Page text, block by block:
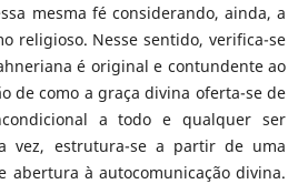
mesma fé considerando, ainda, a
religioso. Nesse sentido, verifica-se
é original e contundente ao
de como a graça divina oferta-se de
a todo e qualquer ser
vez, estrutura-se a partir de uma
abertura à autocomunicação divina.